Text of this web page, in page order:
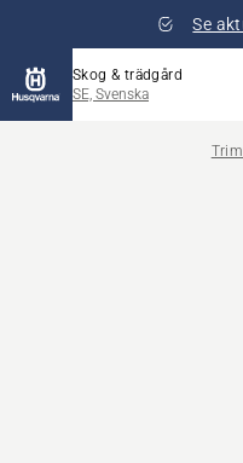
Se
Skog & trädgård
SE, Svenska